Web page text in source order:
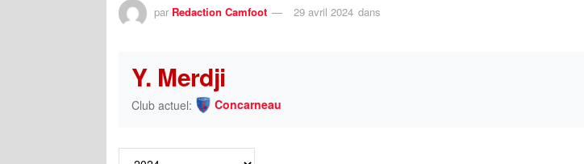
par Redaction Camfoot 29 avril 2024 dans
Y. Merdji
Club actuel: Concarneau